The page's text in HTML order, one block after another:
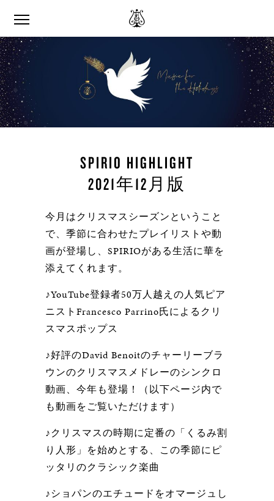
SPIRIO HIGHLIGHT
2021年12月版
今月はクリスマスシーズンということ
で、季節に合わせたプレイリストや動
画が登場し、SPIRIOがある生活に華を
添えてくれます。
♪YouTube登録者50万人越えの人気ピア
ニストFrancesco Parrino氏によるクリ
スマスポップス
♪好評のDavid Benoitのチャーリーブラ
ウンのクリスマスメドレーのシンクロ
動画、今年も登場！（以下ページ内で
も動画をご覧いただけます）
♪クリスマスの時期に定番の「くるみ割
り人形」を始めとする、この季節にピ
ッタリのクラシック楽曲
♪ショパンのエチュードをオマージュし